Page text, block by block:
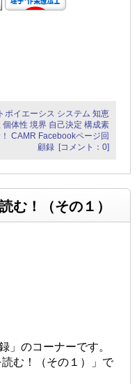
ポイエーシス システム 知恵
個体性 境界 自己決定 構成素
CAMR Facebookページ回
顧録 [コメント：0]
む！（その１）
」のコーナーです。
む！（その１）」で